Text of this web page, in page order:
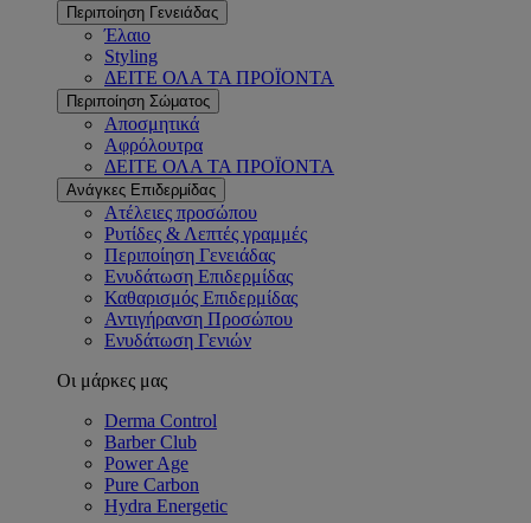
Περιποίηση Γενειάδας
Έλαιο
Styling
ΔΕΙΤΕ ΟΛΑ ΤΑ ΠΡΟΪΟΝΤΑ
Περιποίηση Σώματος
Αποσμητικά
Αφρόλουτρα
ΔΕΙΤΕ ΟΛΑ ΤΑ ΠΡΟΪΟΝΤΑ
Ανάγκες Επιδερμίδας
Ατέλειες προσώπου
Ρυτίδες & Λεπτές γραμμές
Περιποίηση Γενειάδας
Ενυδάτωση Επιδερμίδας
Καθαρισμός Επιδερμίδας
Αντιγήρανση Προσώπου
Ενυδάτωση Γενιών
Οι μάρκες μας
Derma Control
Barber Club
Power Age
Pure Carbon
Hydra Energetic